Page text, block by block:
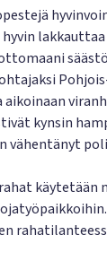
lakkauttaa
aikoinaan
kynsin